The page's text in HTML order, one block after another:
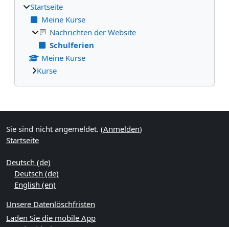
Startseite
Meine Kurse
Nachrichten der Website
Schulferien
Meine Kurse
Kurse
Ergänzungsblöcke
Sie sind nicht angemeldet. (Anmelden)
Startseite
Deutsch ‎(de)‎
Deutsch ‎(de)‎
English ‎(en)‎
Unsere Datenlöschfristen
Laden Sie die mobile App